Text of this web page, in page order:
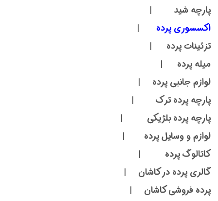
پارچه شید |
اکسسوری پرده
|
تزئینات پرده |
میله پرده |
لوازم جانبی پرده |
پارچه پرده ترک |
پارچه پرده بلژیکی |
لوازم و وسایل پرده |
کاتالوگ پرده |
گالری پرده در کاشان |
پرده فروشی کاشان |